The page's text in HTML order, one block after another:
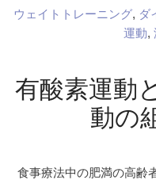
ウェイトトレーニング, ダ
運動,
有酸素運動
動の
食事療法中の肥満の高齢